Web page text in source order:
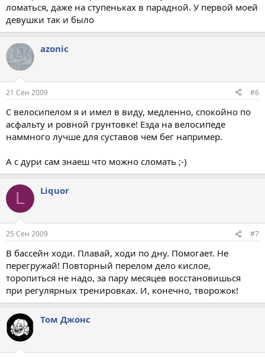
ломаться, даже на ступеньках в парадной. У первой моей
девушки так и было
azonic
21 Сен 2009 #6
С велосипелом я и имел в виду, медленно, спокойно по
асфальту и ровной грунтовке! Езда на велосипеде
наммного лучше для суставов чем бег например.
А с дури сам знаеш что можно сломать ;-)
L Liquor
25 Сен 2009 #7
В бассейн ходи. Плавай, ходи по дну. Помогает. Не
перегружай! Повторный перелом дело кислое,
торопиться не надо, за пару месяцев восстановишься
при регулярных тренировках. И, конечно, творожок!
Том Джонс